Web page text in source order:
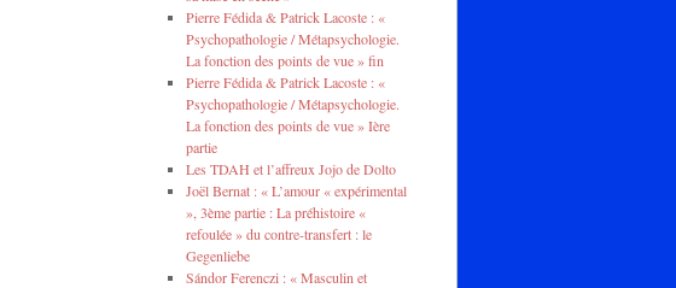
Pierre Fédida & Patrick Lacoste : «
Psychopathologie / Métapsychologie.
La fonction des points de vue » fin
Pierre Fédida & Patrick Lacoste : «
Psychopathologie / Métapsychologie.
La fonction des points de vue » Ière
partie
Les TDAH et l’affreux Jojo de Dolto
Joël Bernat : « L’amour « expérimental
», 3ème partie : La préhistoire «
refoulée » du contre-transfert : le
Gegenliebe
Sándor Ferenczi : « Masculin et